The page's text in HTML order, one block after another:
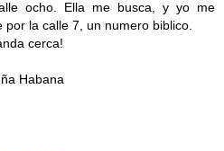
ocho. Ella me busca, y yo me
por la calle 7, un numero biblico.
cerca!
Habana